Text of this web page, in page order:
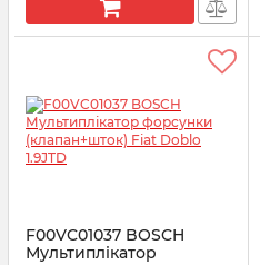
F00VC01037 BOSCH
Мультиплікатор